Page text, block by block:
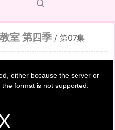
室 第四季 / 第07集